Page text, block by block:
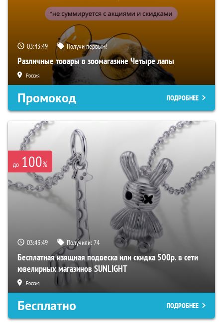
03:43:48 Получи первым!
Различные товары в зоомагазине Четыре лапы
Россия
Промокод ПОДРОБНЕЕ
до 100%
03:43:48 Получили:74
Бесплатная изящная подвеска или скидка 500р. в сети
ювелирных магазинов SUNLIGHT
Россия
Бесплатно ПОДРОБНЕЕ